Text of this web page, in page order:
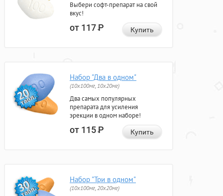
Выбери софт-препарат на свой
вкус!
от 117Р Купить
Набор "Два в одном"
(10x100мг, 10x20мг)
Два самых популярных
препарата для усиления
эрекции в одном наборе!
от 115Р Купить
Набор "Три в одном"
(10x100мг, 20x20мг)